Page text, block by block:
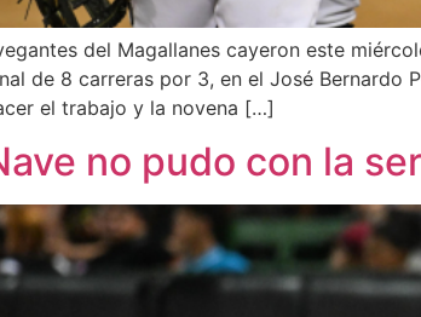
del Magallanes cayeron este
de 8 carreras por 3, en el José Bernardo
el trabajo y la novena […]
no pudo con la